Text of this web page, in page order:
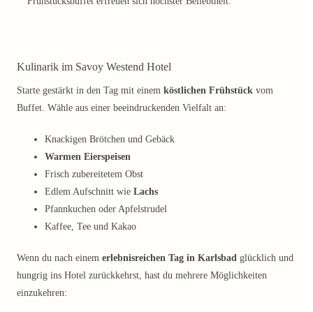
Kulinarik im Savoy Westend Hotel
Starte gestärkt in den Tag mit einem köstlichen Frühstück vom
Buffet. Wähle aus einer beeindruckenden Vielfalt an:
Knackigen Brötchen und Gebäck
Warmen Eierspeisen
Frisch zubereitetem Obst
Edlem Aufschnitt wie Lachs
Pfannkuchen oder Apfelstrudel
Kaffee, Tee und Kakao
Wenn du nach einem erlebnisreichen Tag in Karlsbad glücklich und
hungrig ins Hotel zurückkehrst, hast du mehrere Möglichkeiten
einzukehren: